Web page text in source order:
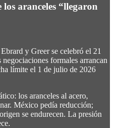
aranceles “llegaron
y Greer se celebró el 21
formales arrancan
límite el 1 de julio de 2026
los aranceles al acero,
México pedía reducción;
se endurecen. La presión